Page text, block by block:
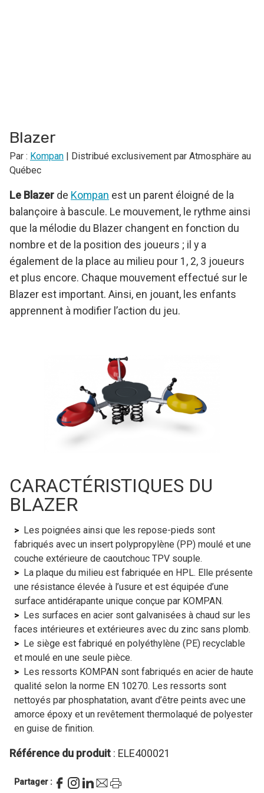
Blazer
Par : Kompan | Distribué exclusivement par Atmosphäre au
Québec
Le Blazer de Kompan est un parent éloigné de la
balançoire à bascule. Le mouvement, le rythme ainsi
que la mélodie du Blazer changent en fonction du
nombre et de la position des joueurs ; il y a
également de la place au milieu pour 1, 2, 3 joueurs
et plus encore. Chaque mouvement effectué sur le
Blazer est important. Ainsi, en jouant, les enfants
apprennent à modifier l’action du jeu.
CARACTÉRISTIQUES DU
BLAZER
Les poignées ainsi que les repose-pieds sont
fabriqués avec un insert polypropylène (PP) moulé et une
couche extérieure de caoutchouc TPV souple.
La plaque du milieu est fabriquée en HPL. Elle présente
une résistance élevée à l’usure et est équipée d’une
surface antidérapante unique conçue par KOMPAN.
Les surfaces en acier sont galvanisées à chaud sur les
faces intérieures et extérieures avec du zinc sans plomb.
Le siège est fabriqué en polyéthylène (PE) recyclable
et moulé en une seule pièce.
Les ressorts KOMPAN sont fabriqués en acier de haute
qualité selon la norme EN 10270. Les ressorts sont
nettoyés par phosphatation, avant d’être peints avec une
amorce époxy et un revêtement thermolaqué de polyester
en guise de finition.
Référence du produit : ELE400021
Partager :